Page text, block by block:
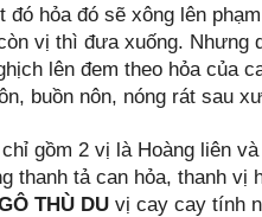
đó hỏa đó sẽ xông lên
vị thì đưa xuống. Nhưng
lên đem theo hỏa của
buồn nôn, nóng rát sau
gồm 2 vị là Hoàng liên
thanh tả can hỏa, thanh
THÙ DU vị cay cay tính